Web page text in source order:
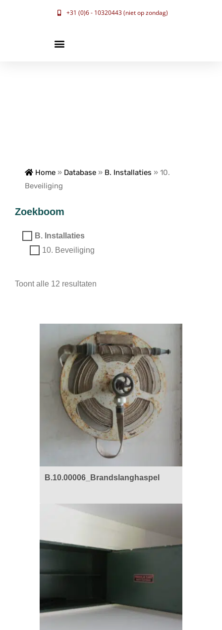
+31 (0)6 - 10320443 (niet op zondag)
Home » Database » B. Installaties » 10.
Beveiliging
Zoekboom
B. Installaties
10. Beveiliging
Toont alle 12 resultaten
B.10.00006_Brandslanghaspel